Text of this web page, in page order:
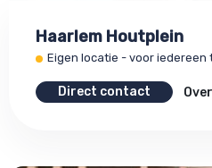
Haarlem Houtplein
Eigen locatie - voor iedereen
Direct contact